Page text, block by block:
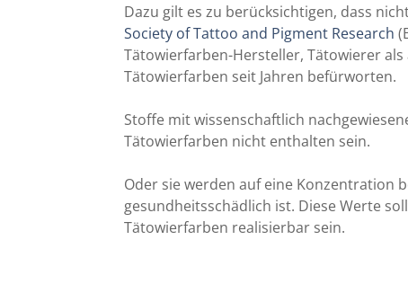
Dazu gilt es zu berücksichtigen, dass
Society of Tattoo and Pigment Research
Tätowierfarben-Hersteller, Tätowierer
Tätowierfarben seit Jahren befürworten.
Stoffe mit wissenschaftlich
Tätowierfarben nicht enthalten sein.
Oder sie werden auf eine Konzentration
gesundheitsschädlich ist. Diese Werte
Tätowierfarben realisierbar sein.